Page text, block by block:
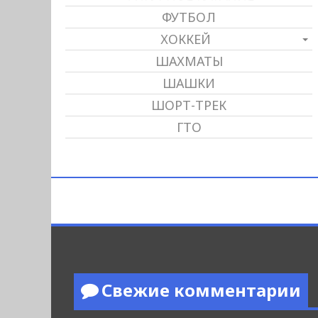
ФУТБОЛ
ХОККЕЙ
ШАХМАТЫ
ШАШКИ
ШОРТ-ТРЕК
ГТО
Свежие комментарии